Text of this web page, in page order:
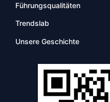
Führungsqualitäten
Trendslab
Unsere Geschichte